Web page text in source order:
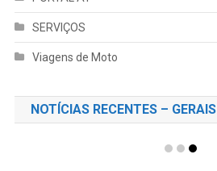
SERVIÇOS
Viagens de Moto
NOTÍCIAS RECENTES – GERAIS